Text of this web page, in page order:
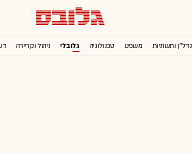
נדל''ן ותשתיות משפט טכנולוגיה גלובלי ניהול וקריירה